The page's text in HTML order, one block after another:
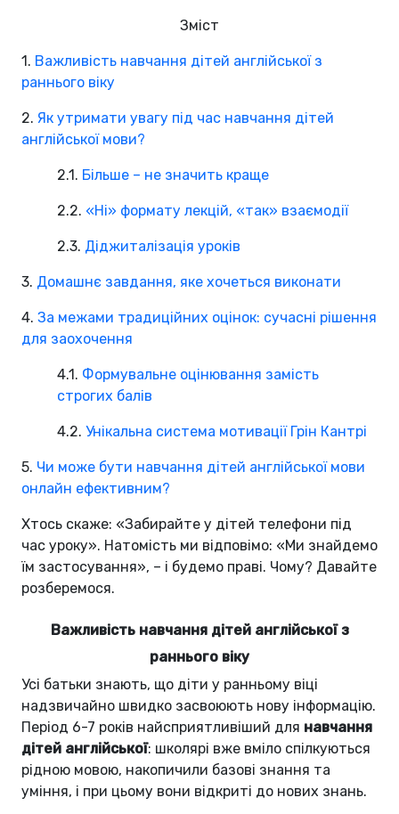
Зміст
1. Важливість навчання дітей англійської з
раннього віку
2. Як утримати увагу під час навчання дітей
англійської мови?
2.1. Більше – не значить краще
2.2. «Ні» формату лекцій, «так» взаємодії
2.3. Діджиталізація уроків
3. Домашнє завдання, яке хочеться виконати
4. За межами традиційних оцінок: сучасні рішення
для заохочення
4.1. Формувальне оцінювання замість
строгих балів
4.2. Унікальна система мотивації Грін Кантрі
5. Чи може бути навчання дітей англійської мови
онлайн ефективним?
Хтось скаже: «Забирайте у дітей телефони під
час уроку». Натомість ми відповімо: «Ми знайдемо
їм застосування», – і будемо праві. Чому? Давайте
розберемося.
Важливість навчання дітей англійської з
раннього віку
Усі батьки знають, що діти у ранньому віці
надзвичайно швидко засвоюють нову інформацію.
Період 6-7 років найсприятливіший для навчання
дітей англійської: школярі вже вміло спілкуються
рідною мовою, накопичили базові знання та
уміння, і при цьому вони відкриті до нових знань.